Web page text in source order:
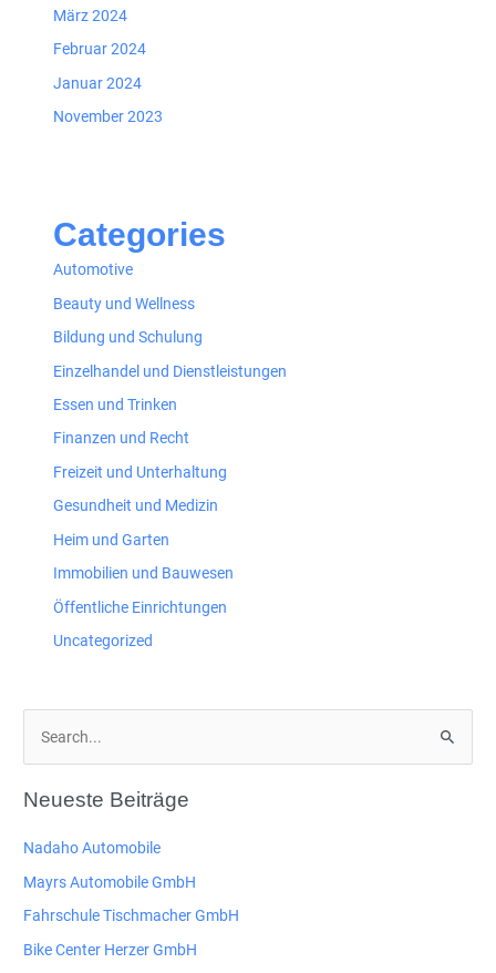
März 2024
Februar 2024
Januar 2024
November 2023
Categories
Automotive
Beauty und Wellness
Bildung und Schulung
Einzelhandel und Dienstleistungen
Essen und Trinken
Finanzen und Recht
Freizeit und Unterhaltung
Gesundheit und Medizin
Heim und Garten
Immobilien und Bauwesen
Öffentliche Einrichtungen
Uncategorized
h
e
Neueste Beiträge
Nadaho Automobile
Mayrs Automobile GmbH
Fahrschule Tischmacher GmbH
Bike Center Herzer GmbH